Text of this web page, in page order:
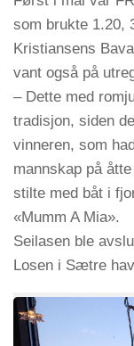
som brukte 1.20,
Kristiansens
vant også på
– Dette med
tradisjon, siden
vinneren, som
mannskap på
stilte med båt i
«Mumm A Mia».
Seilasen ble
Losen i Sætre